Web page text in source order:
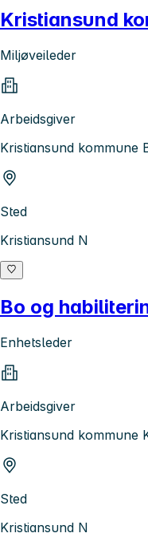
Kristiansund
Miljøveileder
Arbeidsgiver
Kristiansund kommune
Sted
Kristiansund N
Bo og
Enhetsleder
Arbeidsgiver
Kristiansund kommune
Sted
Kristiansund N